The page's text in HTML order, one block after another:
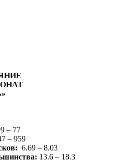
– 77
– 959
6.69 – 8.03
13.6 – 18.3